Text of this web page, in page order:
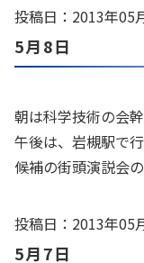
投稿日：2013年05
5月8日
朝は科学技術の会
午後は、岩槻駅で
候補の街頭演説会
投稿日：2013年05
5月7日